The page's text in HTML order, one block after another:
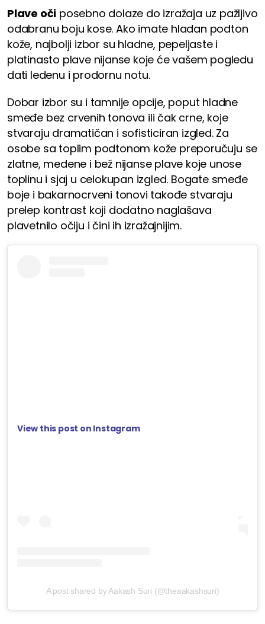
Plave oči posebno dolaze do izražaja uz pažljivo
odabranu boju kose. Ako imate hladan podton
kože, najbolji izbor su hladne, pepeljaste i
platinasto plave nijanse koje će vašem pogledu
dati ledenu i prodornu notu.
Dobar izbor su i tamnije opcije, poput hladne
smeđe bez crvenih tonova ili čak crne, koje
stvaraju dramatičan i sofisticiran izgled. Za
osobe sa toplim podtonom kože preporučuju se
zlatne, medene i bež nijanse plave koje unose
toplinu i sjaj u celokupan izgled. Bogate smeđe
boje i bakarnocrveni tonovi takođe stvaraju
prelep kontrast koji dodatno naglašava
plavetnilo očiju i čini ih izražajnijim.
View this post on Instagram
A post shared by Aakash Suri (@theaakashsuri)